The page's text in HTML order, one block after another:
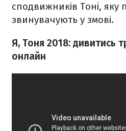
сподвижників Тоні, яку
звинувачують у змові.
Я, Тоня 2018: дивитись
онлайн